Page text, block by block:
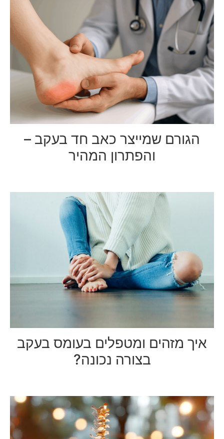
הגורם שמייצר כאב חד בעקב –
והפתרון המהיר
איך מזהים ומטפלים בעומס בעקב
בצורה נכונה?